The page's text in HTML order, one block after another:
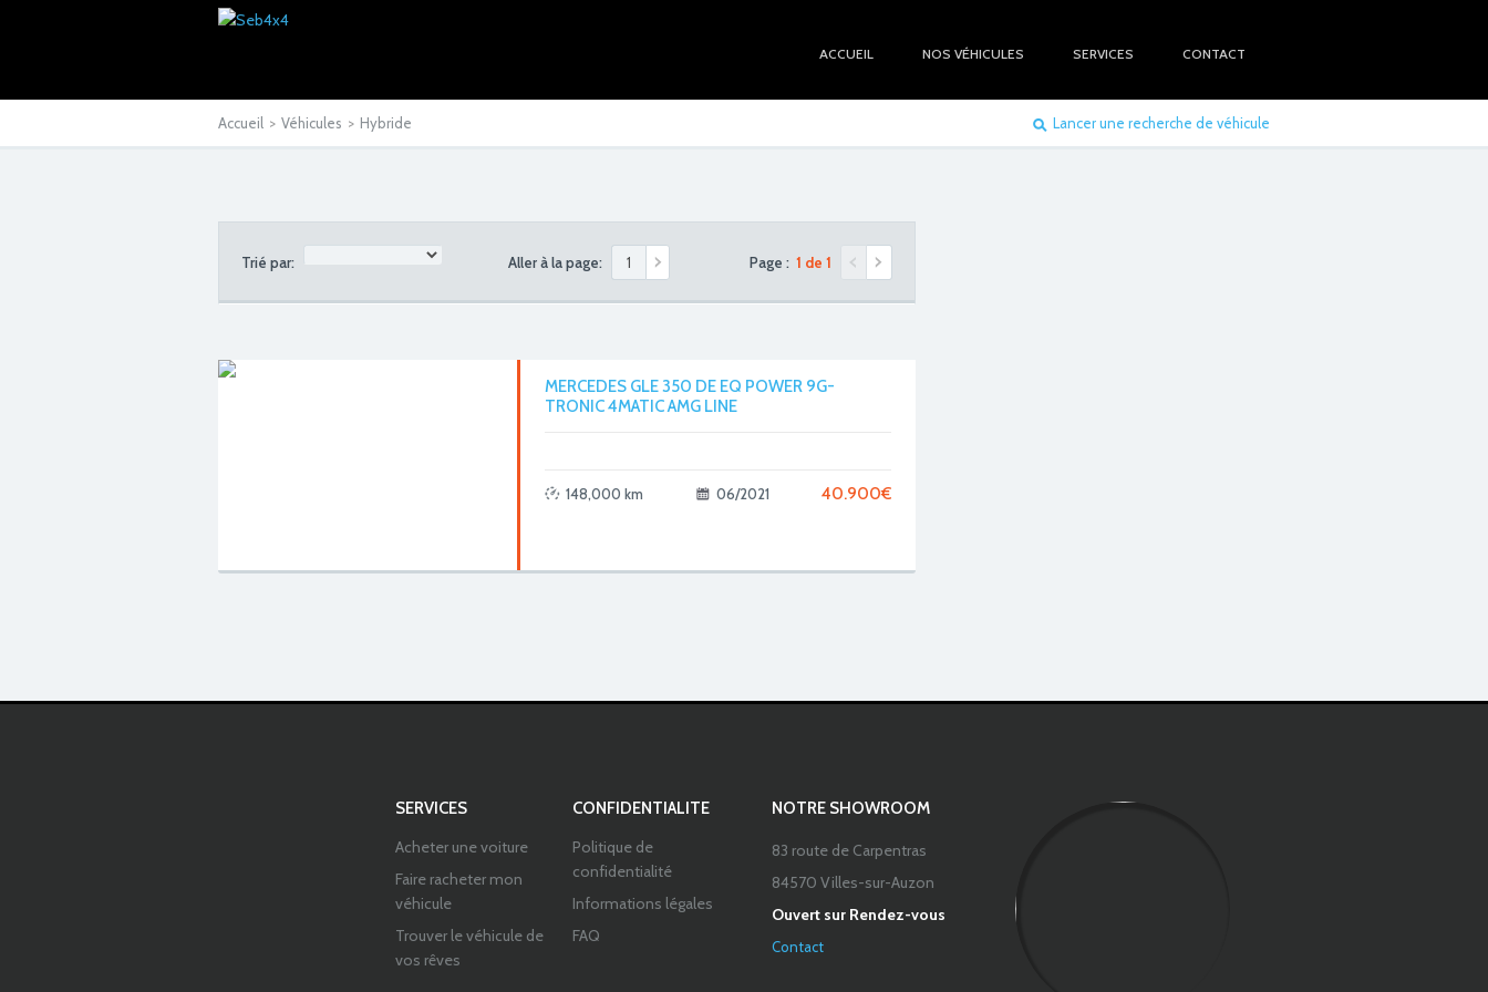
ACCUEIL NOS VÉHICULES SERVICES CONTACT
Accueil > Véhicules > Hybride Lancer une recherche de véhicule
Trié par: Aller à la page: Page : 1 de 1
MERCEDES GLE 350 DE EQ POWER 9G-
TRONIC 4MATIC AMG LINE
40.900€
148,000 km 06/2021
SERVICES
Acheter une voiture
Faire racheter mon
véhicule
Trouver le véhicule de
vos rêves
CONFIDENTIALITE
Politique de
confidentialité
Informations légales
FAQ
NOTRE SHOWROOM
83 route de Carpentras
84570 Villes-sur-Auzon
Ouvert sur Rendez-vous
Contact